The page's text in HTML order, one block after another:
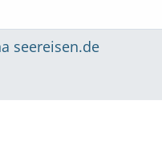
seereisen.de